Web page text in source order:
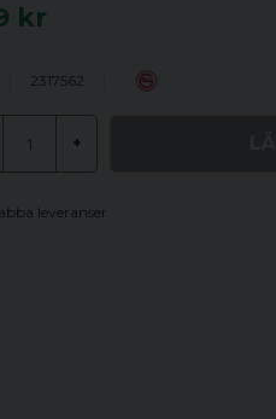
kr
2317562
+
leveranser